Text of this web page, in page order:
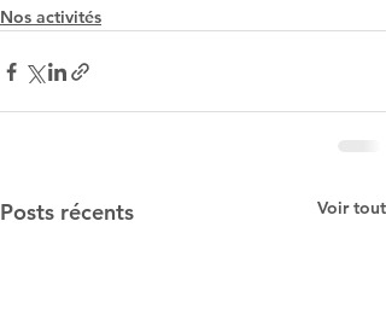
Nos activités
Posts récents Voir tout